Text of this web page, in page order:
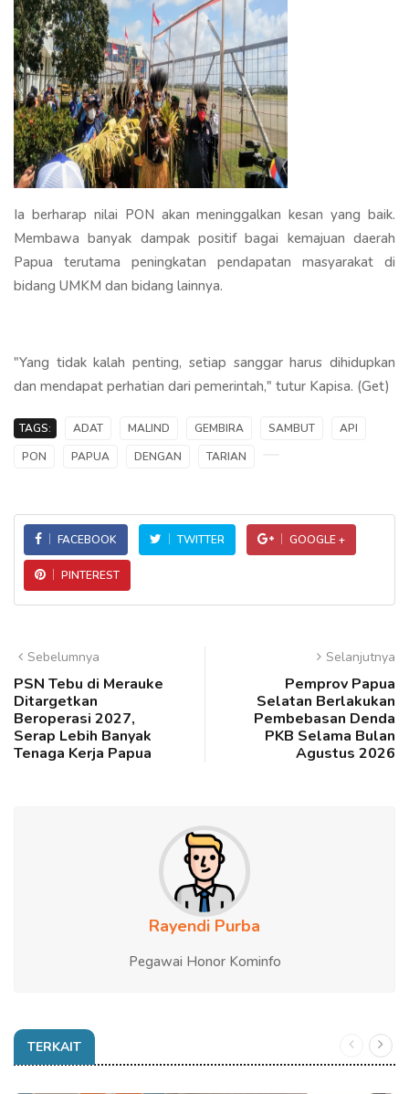
Ia berharap nilai PON akan meninggalkan kesan yang baik.
Membawa banyak dampak positif bagai kemajuan daerah
Papua terutama peningkatan pendapatan masyarakat di
bidang UMKM dan bidang lainnya.
"Yang tidak kalah penting, setiap sanggar harus dihidupkan
dan mendapat perhatian dari pemerintah," tutur Kapisa. (Get)
TAGS: ADAT MALIND GEMBIRA SAMBUT
API
PON
PAPUA DENGAN TARIAN
FACEBOOK TWITTER GOOGLE +
PINTEREST
Sebelumnya
PSN Tebu di Merauke
Ditargetkan
Beroperasi 2027,
Serap Lebih Banyak
Tenaga Kerja Papua
Selanjutnya
Pemprov Papua
Selatan Berlakukan
Pembebasan Denda
PKB Selama Bulan
Agustus 2026
Rayendi Purba
Pegawai Honor Kominfo
TERKAIT